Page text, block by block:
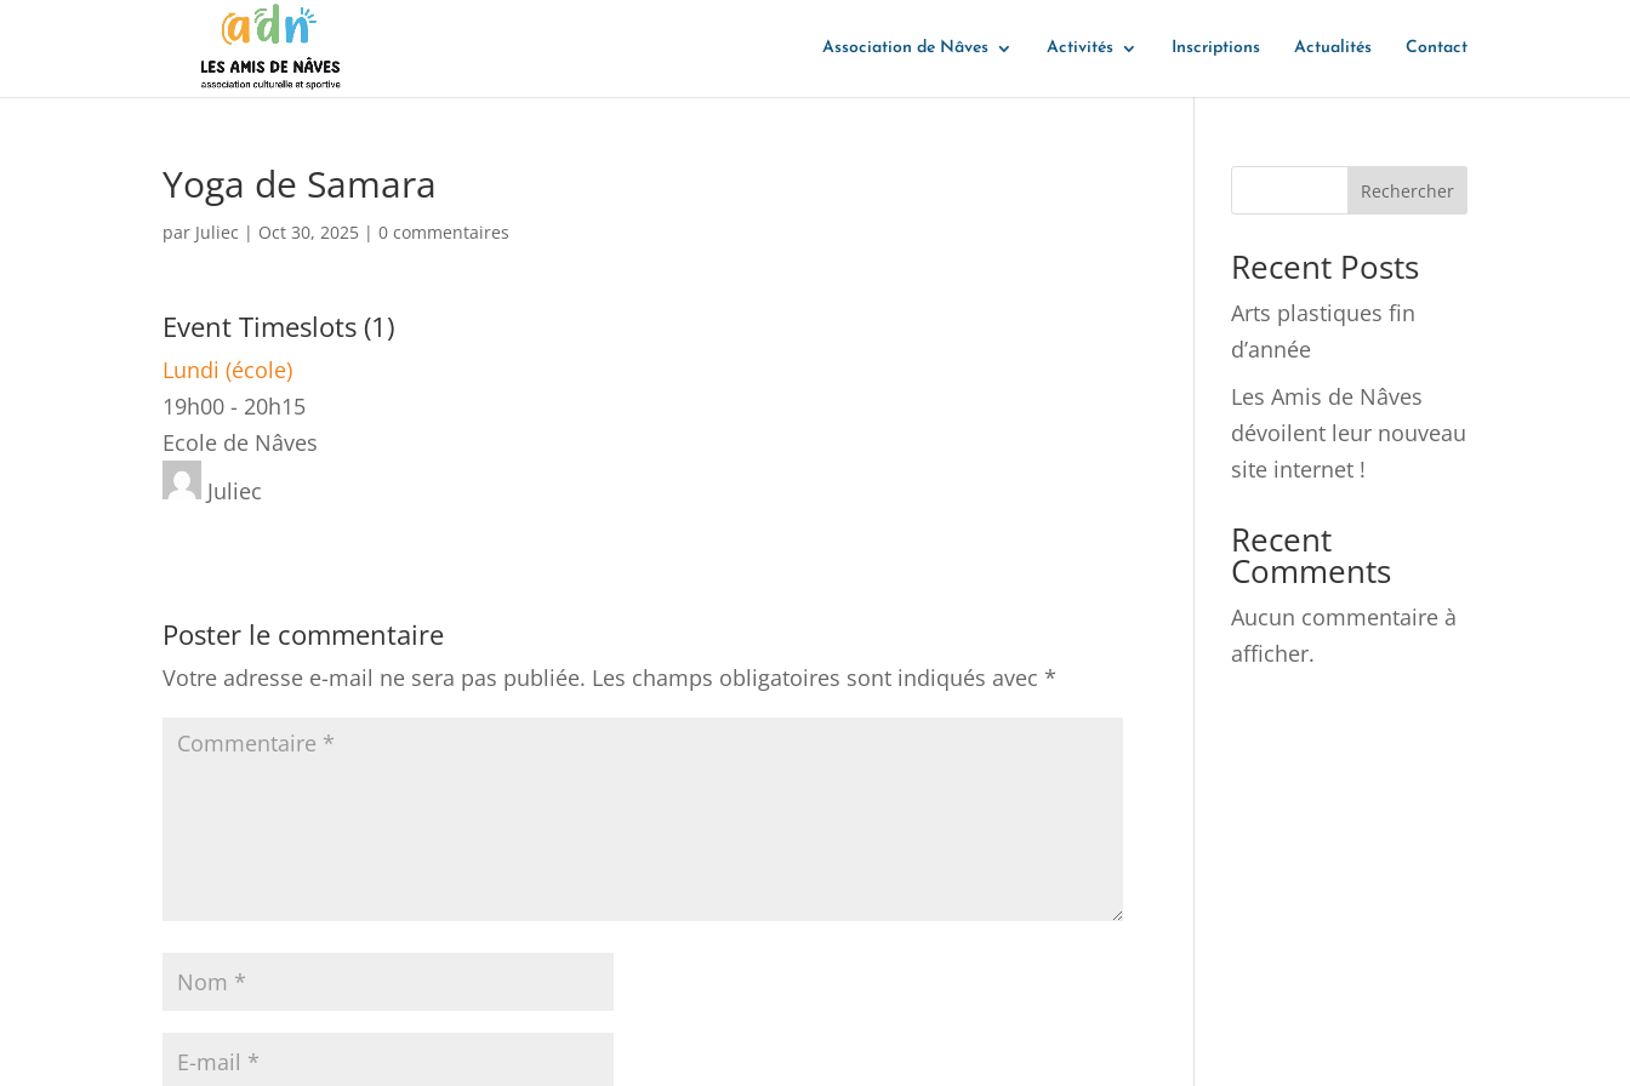
Association de Nâves Activités Inscriptions Actualités Contact
Yoga de Samara
par Juliec | Oct 30, 2025 |0 commentaires
Event Timeslots (1)
Lundi (école)
19h00 - 20h15
Ecole de Nâves
Juliec
Poster le commentaire
Votre adresse e-mail ne sera pas publiée. Les champs obligatoires sont indiqués avec *
Rechercher
Recent Posts
Arts plastiques fin
d’année
Les Amis de Nâves
dévoilent leur nouveau
site internet !
Recent
Comments
Aucun commentaire à
afficher.